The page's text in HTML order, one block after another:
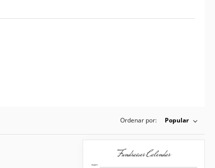
Ordenar por: Popular